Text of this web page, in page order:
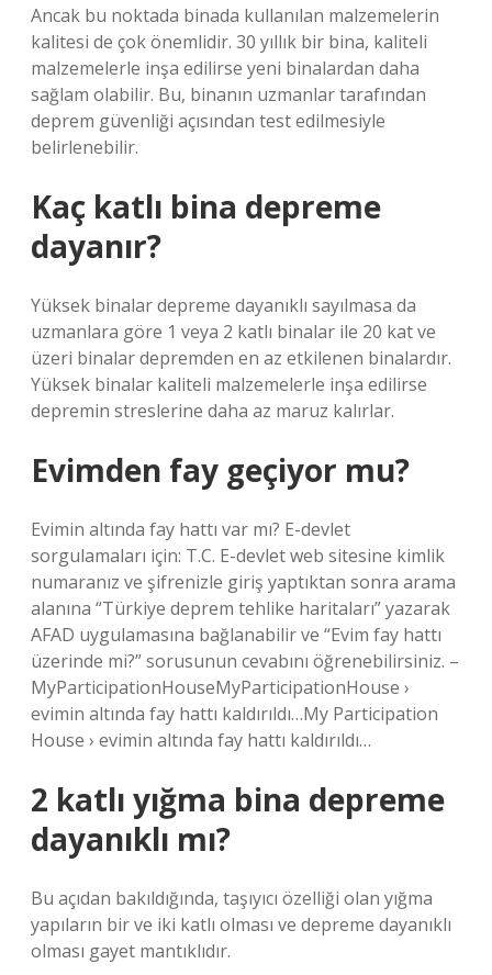
Ancak bu noktada binada kullanılan malzemelerin
kalitesi de çok önemlidir. 30 yıllık bir bina, kaliteli
malzemelerle inşa edilirse yeni binalardan daha
sağlam olabilir. Bu, binanın uzmanlar tarafından
deprem güvenliği açısından test edilmesiyle
belirlenebilir.
Kaç katlı bina depreme
dayanır?
Yüksek binalar depreme dayanıklı sayılmasa da
uzmanlara göre 1 veya 2 katlı binalar ile 20 kat ve
üzeri binalar depremden en az etkilenen binalardır.
Yüksek binalar kaliteli malzemelerle inşa edilirse
depremin streslerine daha az maruz kalırlar.
Evimden fay geçiyor mu?
Evimin altında fay hattı var mı? E-devlet
sorgulamaları için: T.C. E-devlet web sitesine kimlik
numaranız ve şifrenizle giriş yaptıktan sonra arama
alanına “Türkiye deprem tehlike haritaları” yazarak
AFAD uygulamasına bağlanabilir ve “Evim fay hattı
üzerinde mi?” sorusunun cevabını öğrenebilirsiniz. –
MyParticipationHouseMyParticipationHouse ›
evimin altında fay hattı kaldırıldı…My Participation
House › evimin altında fay hattı kaldırıldı…
2 katlı yığma bina depreme
dayanıklı mı?
Bu açıdan bakıldığında, taşıyıcı özelliği olan yığma
yapıların bir ve iki katlı olması ve depreme dayanıklı
olması gayet mantıklıdır.